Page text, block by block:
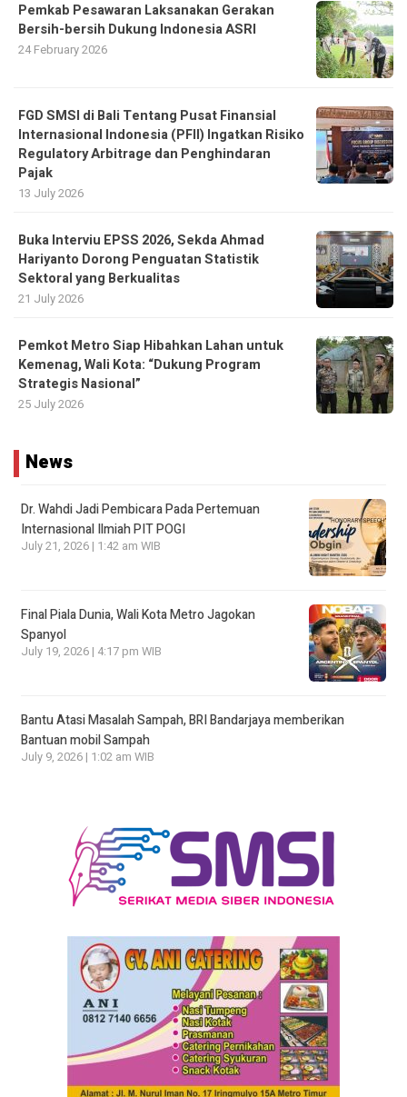
Pemkab Pesawaran Laksanakan Gerakan
Bersih-bersih Dukung Indonesia ASRI
24 February 2026
FGD SMSI di Bali Tentang Pusat Finansial
Internasional Indonesia (PFII) Ingatkan Risiko
Regulatory Arbitrage dan Penghindaran
Pajak
13 July 2026
Buka Interviu EPSS 2026, Sekda Ahmad
Hariyanto Dorong Penguatan Statistik
Sektoral yang Berkualitas
21 July 2026
Pemkot Metro Siap Hibahkan Lahan untuk
Kemenag, Wali Kota: “Dukung Program
Strategis Nasional”
25 July 2026
News
Dr. Wahdi Jadi Pembicara Pada Pertemuan
Internasional Ilmiah PIT POGI
July 21, 2026 | 1:42 am WIB
Final Piala Dunia, Wali Kota Metro Jagokan
Spanyol
July 19, 2026 | 4:17 pm WIB
Bantu Atasi Masalah Sampah, BRI Bandarjaya memberikan
Bantuan mobil Sampah
July 9, 2026 | 1:02 am WIB